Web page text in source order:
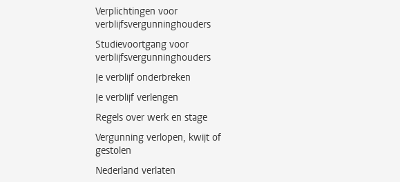
Verplichtingen voor
verblijfsvergunninghouders
Studievoortgang voor
verblijfsvergunninghouders
Je verblijf onderbreken
Je verblijf verlengen
Regels over werk en stage
Vergunning verlopen, kwijt of
gestolen
Nederland verlaten